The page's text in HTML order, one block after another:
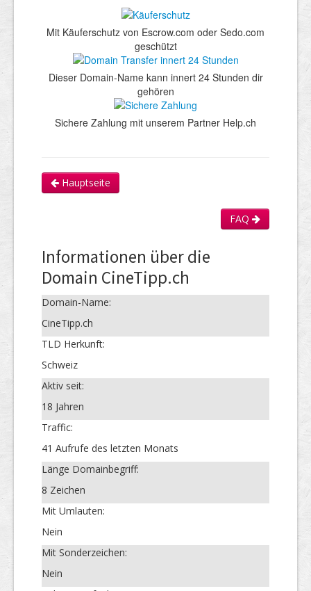
Mit Käuferschutz von Escrow.com oder Sedo.com
geschützt
Dieser Domain-Name kann innert 24 Stunden dir
gehören
Sichere Zahlung mit unserem Partner Help.ch
Hauptseite
FAQ
Informationen über die
Domain CineTipp.ch
Domain-Name:
CineTipp.ch
TLD Herkunft:
Schweiz
Aktiv seit:
18 Jahren
Traffic:
41 Aufrufe des letzten Monats
Länge Domainbegriff:
8 Zeichen
Mit Umlauten:
Nein
Mit Sonderzeichen:
Nein